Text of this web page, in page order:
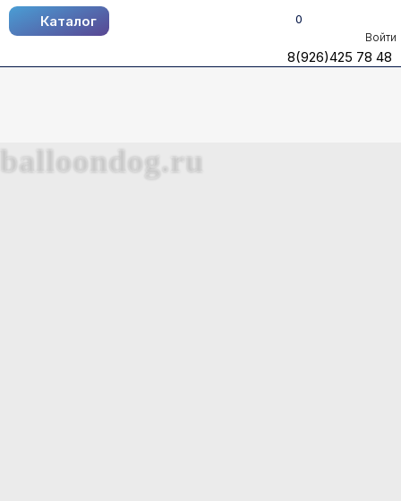
Каталог
Войти
0
8(926)425 78 48
Каталог
8(926)425 78 48
balloondog.ru